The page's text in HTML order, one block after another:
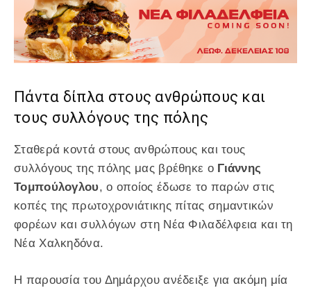
Πάντα δίπλα στους ανθρώπους και
τους συλλόγους της πόλης
Σταθερά κοντά στους ανθρώπους και τους
συλλόγους της πόλης μας βρέθηκε ο Γιάννης
Τομπούλογλου, ο οποίος έδωσε το παρών στις
κοπές της πρωτοχρονιάτικης πίτας σημαντικών
φορέων και συλλόγων στη Νέα Φιλαδέλφεια και τη
Νέα Χαλκηδόνα.
Η παρουσία του Δημάρχου ανέδειξε για ακόμη μία